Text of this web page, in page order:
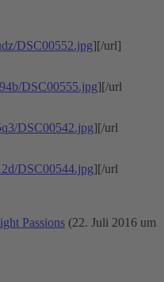
DSC00552.jpg][/url]
DSC00555.jpg][/url
DSC00542.jpg][/url
DSC00544.jpg][/url
Passions (22. Juli 2016 um